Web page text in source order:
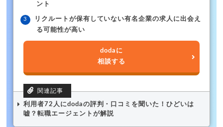
ント
リクルートが保有していない有名企業の求人に出会え
る可能性が高い
dodaに
相談する
利用者72人にdodaの評判・口コミを聞いた！ひどいは
嘘？転職エージェントが解説